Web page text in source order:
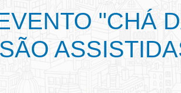
"CHÁ